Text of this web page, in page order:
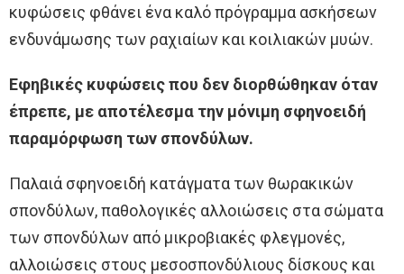
κυφώσεις φθάνει ένα καλό πρόγραμμα ασκήσεων
ενδυνάμωσης των ραχιαίων και κοιλιακών μυών.
Εφηβικές κυφώσεις που δεν διορθώθηκαν όταν
έπρεπε, με αποτέλεσμα την μόνιμη σφηνοειδή
παραμόρφωση των σπονδύλων.
Παλαιά σφηνοειδή κατάγματα των θωρακικών
σπονδύλων, παθολογικές αλλοιώσεις στα σώματα
των σπονδύλων από μικροβιακές φλεγμονές,
αλλοιώσεις στους μεσοσπονδύλιους δίσκους και